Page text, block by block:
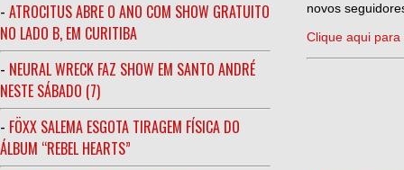
- ATROCITUS ABRE O ANO COM SHOW GRATUITO
NO LADO B, EM CURITIBA
- NEURAL WRECK FAZ SHOW EM SANTO ANDRÉ
NESTE SÁBADO (7)
- FÖXX SALEMA ESGOTA TIRAGEM FÍSICA DO
ÁLBUM “REBEL HEARTS”
novos
Clique aqui para